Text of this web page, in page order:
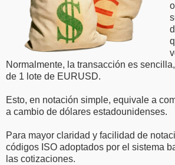
Normalmente, la transacción es
de 1 lote de EURUSD.
Esto, en notación simple, equivale a
a cambio de dólares estadounidenses.
Para mayor claridad y facilidad de
códigos ISO adoptados por el sistema
las cotizaciones.